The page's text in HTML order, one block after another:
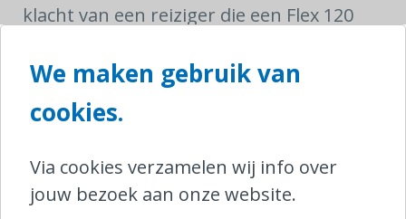
klacht van een reiziger die een Flex 120
een Flex 80 diende te zijn. De klant
annuleerde het Flex Abonnement 120 en
kocht onmiddellijk het gewenste Flex
20% van de prijs van het Flex
Abonnement 120 in, omdat de eerste
We maken gebruik van
cookies.
Via cookies verzamelen wij info over
jouw bezoek aan onze website.